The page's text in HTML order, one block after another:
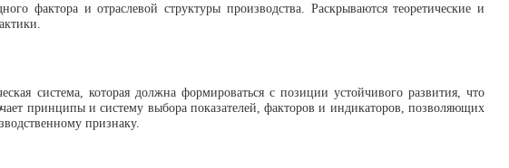
фактора и отраслевой структуры производства. Раскрываются теоретические и
система, которая должна формироваться с позиции устойчивого развития, что
принципы и систему выбора показателей, факторов и индикаторов, позволяющих
признаку.